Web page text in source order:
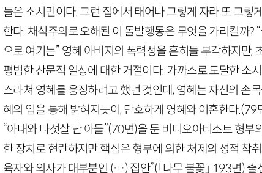
들은 소시민이다. 그런 집에서 태어나 그렇게 자라 또 그
한다. 채식주의로 오해된 이 돌발행동은 무엇을 가리킬까?
으로 여기는” 영혜 아버지의 폭력성을 흔히들 부각하지만,
평범한 산문적 일상에 대한 거절이다. 가까스로 도달한 소
스라쳐 영혜를 응징하려고 했던 것인데, 영혜는 자신의 손
혜의 입을 통해 밝혀지듯이, 단호하게 영혜와 이혼한다.(79
“아내와 다섯살 난 아들”(70면)을 둔 비디오아티스트 형부
한 장치로 현란하지만 핵심은 형부에 의한 처제의 성적 착
육자와 의사가 대부분인 (…) 집안”(「나무 불꽃」 193면)출